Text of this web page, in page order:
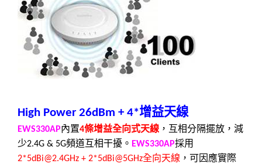
High Power 26dBm + 4*增益天線
EWS330AP內置4條增益全向式天線 ，互相分隔擺放，減
少2.4G & 5G頻道互相干擾。 EWS330AP採用
2*5dBi@2.4GHz + 2*5dBi@5GHz全向天線 ，可因應實際